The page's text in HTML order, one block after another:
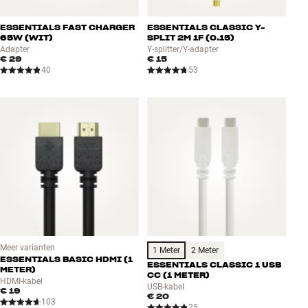
ESSENTIALS FAST CHARGER
65W (WIT)
Adapter
€ 29
40
ESSENTIALS CLASSIC Y-
SPLIT 2M 1F (0.15)
Y-splitter/Y-adapter
€ 15
53
Meer varianten
ESSENTIALS BASIC HDMI (1
METER)
HDMI-kabel
€ 19
103
1 Meter 2 Meter
ESSENTIALS CLASSIC 1 USB
CC (1 METER)
USB-kabel
€ 20